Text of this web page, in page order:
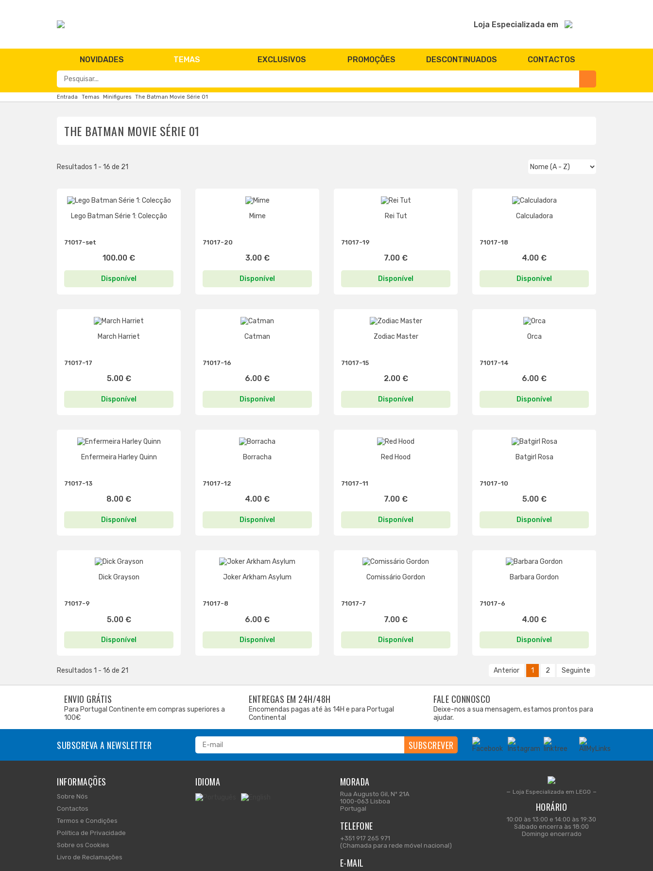
Loja Especializada em
NOVIDADES TEMAS EXCLUSIVOS PROMOÇÕES DESCONTINUADOS CONTACTOS
Entrada Temas Minifigures The Batman Movie Série 01
THE BATMAN MOVIE SÉRIE 01
Resultados 1 - 16 de 21
Lego Batman Série 1: Colecção
71017-set
100.00 €
Disponível
Mime
71017-20
3.00 €
Disponível
Rei Tut
71017-19
7.00 €
Disponível
Calculadora
71017-18
4.00 €
Disponível
March Harriet
71017-17
5.00 €
Disponível
Catman
71017-16
6.00 €
Disponível
Zodiac Master
71017-15
2.00 €
Disponível
Orca
71017-14
6.00 €
Disponível
Enfermeira Harley Quinn
71017-13
8.00 €
Disponível
Borracha
71017-12
4.00 €
Disponível
Red Hood
71017-11
7.00 €
Disponível
Batgirl Rosa
71017-10
5.00 €
Disponível
Dick Grayson
71017-9
5.00 €
Disponível
Joker Arkham Asylum
71017-8
6.00 €
Disponível
Comissário Gordon
71017-7
7.00 €
Disponível
Barbara Gordon
71017-6
4.00 €
Disponível
Resultados 1 - 16 de 21 Anterior 1 2 Seguinte
ENVIO GRÁTIS
Para Portugal Continente em compras superiores a
100€
ENTREGAS EM 24H/48H
Encomendas pagas até às 14H e para Portugal
Continental
FALE CONNOSCO
Deixe-nos a sua mensagem, estamos prontos para
ajudar.
SUBSCREVA A NEWSLETTER
INFORMAÇÕES
Sobre Nós
Contactos
Termos e Condições
Política de Privacidade
Sobre os Cookies
Livro de Reclamações
IDIOMA MORADA
Rua Augusto Gil, Nº 21A
1000-063 Lisboa
Portugal
TELEFONE
+351 917 265 971
(Chamada para rede móvel nacional)
E-MAIL
Loja Especializada em LEGO
HORÁRIO
10:00 às 13:00 e 14:00 às 19:30
Sábado encerra às 18:00
Domingo encerrado